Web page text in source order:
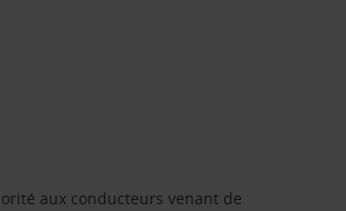
aux conducteurs venant de